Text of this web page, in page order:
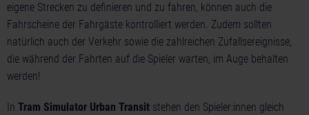
eigene Strecken zu definieren und zu fahren, können auch die
Fahrscheine der Fahrgäste kontrolliert werden. Zudem sollten
natürlich auch der Verkehr sowie die zahlreichen Zufallsereignisse,
die während der Fahrten auf die Spieler warten, im Auge behalten
werden!
In Tram Simulator Urban Transit stehen den Spieler:innen gleich